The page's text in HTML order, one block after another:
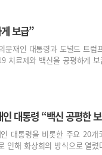
보급”
문재인 대통령과 도널드 트
치료제와 백신을 공평하
대통령 “백신 공평한
대통령을 비롯한 주요 20
인해 화상회의 방식으로